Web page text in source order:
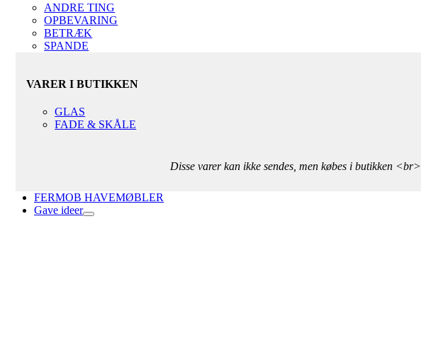
ANDRE TING
OPBEVARING
BETRÆK
SPANDE
VARER I BUTIKKEN
GLAS
FADE & SKÅLE
Disse varer kan ikke sendes, men købes i butikken <br>
FERMOB HAVEMØBLER
Gave ideer